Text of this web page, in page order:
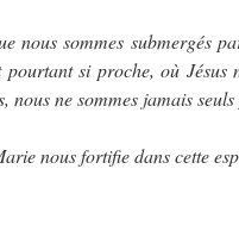
nous sommes submergés
pourtant si proche, où Jésus
nous ne sommes jamais
nous fortifie dans cette